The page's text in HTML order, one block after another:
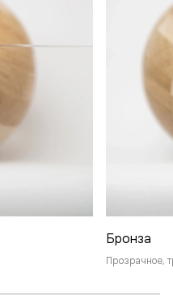
Бронза
Прозрачное,